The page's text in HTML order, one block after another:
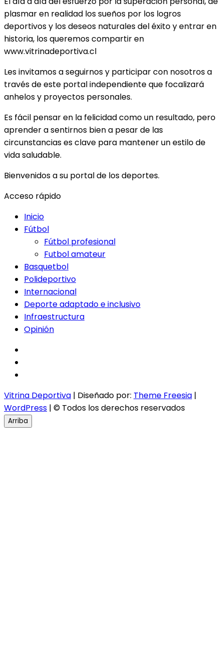
plasmar en realidad los sueños por los logros
deportivos y los deseos naturales del éxito y entrar en
historia, los queremos compartir en
www.vitrinadeportiva.cl
Les invitamos a seguirnos y participar con nosotros a
través de este portal independiente que focalizará
anhelos y proyectos personales.
Es fácil pensar en la felicidad como un resultado, pero
aprender a sentirnos bien a pesar de las
circunstancias es clave para mantener un estilo de
vida saludable.
Bienvenidos a su portal de los deportes.
Acceso rápido
Inicio
Fútbol
Fútbol profesional
Futbol amateur
Basquetbol
Polideportivo
Internacional
Deporte adaptado e inclusivo
Infraestructura
Opinión
Vitrina Deportiva | Diseñado por: Theme Freesia |
WordPress | © Todos los derechos reservados
Arriba